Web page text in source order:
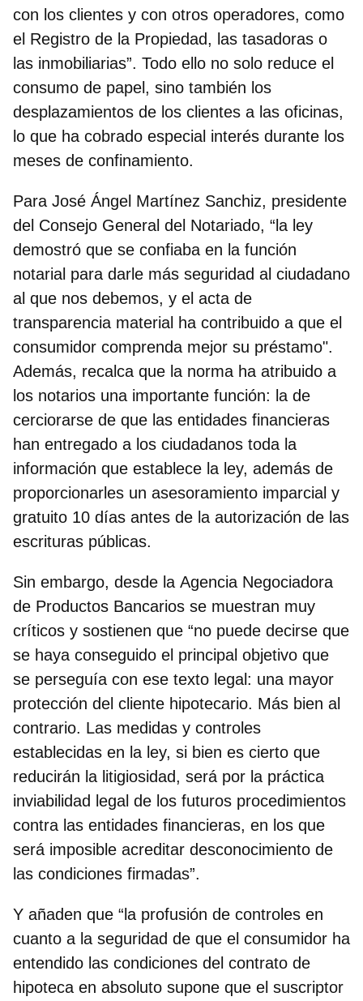
con los clientes y con otros operadores, como
el Registro de la Propiedad, las tasadoras o
las inmobiliarias”. Todo ello no solo reduce el
consumo de papel, sino también los
desplazamientos de los clientes a las oficinas,
lo que ha cobrado especial interés durante los
meses de confinamiento.
Para José Ángel Martínez Sanchiz, presidente
del Consejo General del Notariado, “la ley
demostró que se confiaba en la función
notarial para darle más seguridad al ciudadano
al que nos debemos, y el acta de
transparencia material ha contribuido a que el
consumidor comprenda mejor su préstamo".
Además, recalca que la norma ha atribuido a
los notarios una importante función: la de
cerciorarse de que las entidades financieras
han entregado a los ciudadanos toda la
información que establece la ley, además de
proporcionarles un asesoramiento imparcial y
gratuito 10 días antes de la autorización de las
escrituras públicas.
Sin embargo, desde la Agencia Negociadora
de Productos Bancarios se muestran muy
críticos y sostienen que “no puede decirse que
se haya conseguido el principal objetivo que
se perseguía con ese texto legal: una mayor
protección del cliente hipotecario. Más bien al
contrario. Las medidas y controles
establecidas en la ley, si bien es cierto que
reducirán la litigiosidad, será por la práctica
inviabilidad legal de los futuros procedimientos
contra las entidades financieras, en los que
será imposible acreditar desconocimiento de
las condiciones firmadas”.
Y añaden que “la profusión de controles en
cuanto a la seguridad de que el consumidor ha
entendido las condiciones del contrato de
hipoteca en absoluto supone que el suscriptor